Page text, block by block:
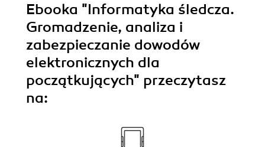
Ebooka "Informatyka śledcza.
Gromadzenie, analiza i
zabezpieczanie dowodów
elektronicznych dla
początkujących" przeczytasz
na: